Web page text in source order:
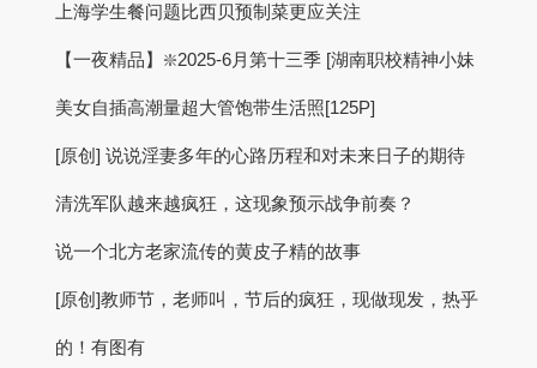
上海学生餐问题比西贝预制菜更应关注
【一夜精品】❇️2025-6月第十三季 [湖南职校精神小妹
美女自插高潮量超大管饱带生活照[125P]
[原创] 说说淫妻多年的心路历程和对未来日子的期待
清洗军队越来越疯狂，这现象预示战争前奏？
说一个北方老家流传的黄皮子精的故事
[原创]教师节，老师叫，节后的疯狂，现做现发，热乎
的！有图有